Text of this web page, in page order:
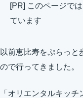
[PR] このページで
ています
以前恵比寿をぷらっと
ので行ってきました。
「オリエンタルキッ